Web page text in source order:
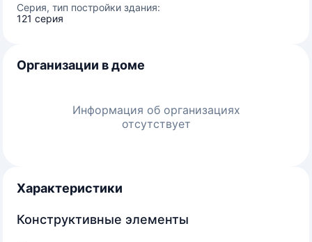
Серия, тип постройки здания:
121 серия
Организации в доме
Информация об организациях
отсутствует
Характеристики
Конструктивные элементы